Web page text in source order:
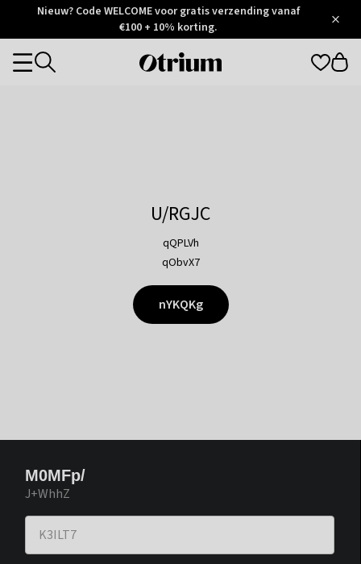
Otrium
Trustpilot
Nieuw? Code WELCOME voor gratis verzending vanaf
€100 + 10% korting.
Otrium
Categories
U/RGJC
qQPLVh
qObvX7
nYKQKg
M0MFp/
J+WhhZ